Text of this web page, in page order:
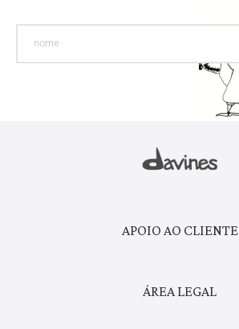
APOIO AO CLIENTE
ÁREA LEGAL